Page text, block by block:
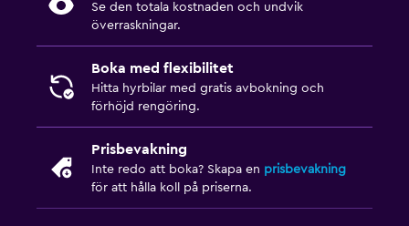
Se den totala kostnaden och undvik
överraskningar.
Boka med flexibilitet
Hitta hyrbilar med gratis avbokning och
förhöjd rengöring.
Prisbevakning
Inte redo att boka? Skapa en prisbevakning
för att hålla koll på priserna.